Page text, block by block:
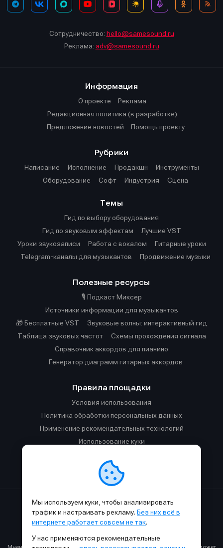
Сотрудничество: hello@samesound.ru
Реклама: adv@samesound.ru
Информация
О проекте
Реклама
Редакционная политика (в разработке)
Предложение новостей
Помощь проекту
Рубрики
Написание
Исполнение Продакшн
Инструменты
Оборудование
Софт Индустрия Сцена
Темы
Гид по выбору оборудования
Гид по звуковым эффектам
Лучшие VST
Уроки звукозаписи
Работа с вокалом
Гитарные уроки
Telegram-каналы для музыкантов
Продвижение музыки
Полезные ресурсы
🎙️ Подкаст Миксер
Источники информации для музыкантов
🎁 Бесплатные VST
Звуковые волны: интерактивный гид
Таблица звуковых частот
Cхемы прохождения сигнала
Справочник аккордов для пианино
Генератор диаграмм гитарных аккордов
Правила площадки
Условия использования
Политика обработки персональных данных
Применение рекомендательных технологий
Использование куки
Правила общения в Телеграм-чате
Сделано с к в SAMESOUND© 2015-2026.
Использование материалов SAMESOUND разрешено только с
Все права на картинки и тексты принадлежат их авторам.
Мы используем куки, чтобы анализировать
трафик и настраивать рекламу. Без них всё в
интернете работает совсем не так.
У нас применяются рекомендательные